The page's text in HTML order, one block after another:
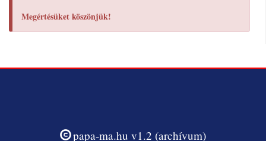
Megértésüket köszönjük!
papa-ma.hu v1.2 (archívum)